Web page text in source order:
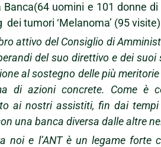
Banca(64 uomini e 101 donne
dei tumori ‘Melanoma’ (95 visite)
attivo del Consiglio di
del suo direttivo e dei suoi
al sostegno delle più
di azioni concrete. Come è
ai nostri assistiti, fin dai
una banca diversa dalle altre
noi e l’ANT è un legame